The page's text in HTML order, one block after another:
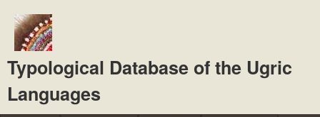
Typological Database of the Ugric
Languages